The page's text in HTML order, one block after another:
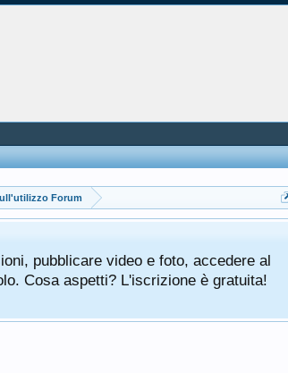
Forum
pubblicare video e foto, accedere al
Cosa aspetti? L'iscrizione è gratuita!